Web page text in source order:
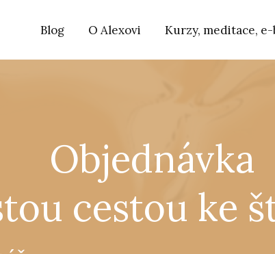
Blog O Alexovi Kurzy, meditace,
Objednávka
cestou ke